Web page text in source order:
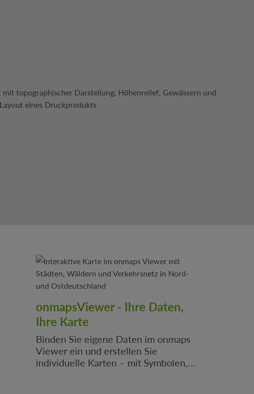
onmapsViewer - Ihre Daten,
Ihre Karte
Binden Sie eigene Daten im onmaps
Viewer ein und erstellen Sie
individuelle Karten – mit Symbolen,